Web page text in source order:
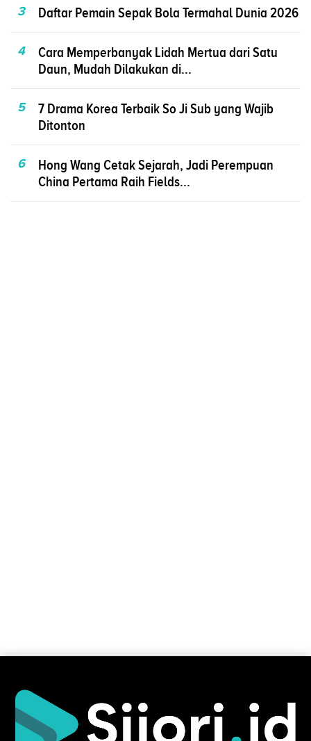
3 Daftar Pemain Sepak Bola Termahal Dunia 2026
4
Cara Memperbanyak Lidah Mertua dari Satu
Daun, Mudah Dilakukan di...
5
7 Drama Korea Terbaik So Ji Sub yang Wajib
Ditonton
6
Hong Wang Cetak Sejarah, Jadi Perempuan
China Pertama Raih Fields...